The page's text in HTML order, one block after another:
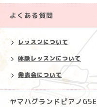
よくある質問
レッスンについて
体験レッスンについて
発表会について
ヤマハグランドピアノG5E